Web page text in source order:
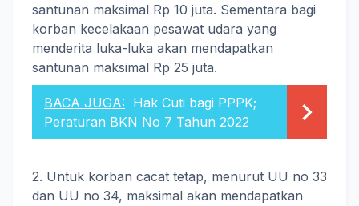
santunan maksimal Rp 10 juta. Sementara bagi
korban kecelakaan pesawat udara yang
menderita luka-luka akan mendapatkan
santunan maksimal Rp 25 juta.
BACA JUGA: Hak Cuti bagi PPPK;
Peraturan BKN No 7 Tahun 2022
2. Untuk korban cacat tetap, menurut UU no 33
dan UU no 34, maksimal akan mendapatkan